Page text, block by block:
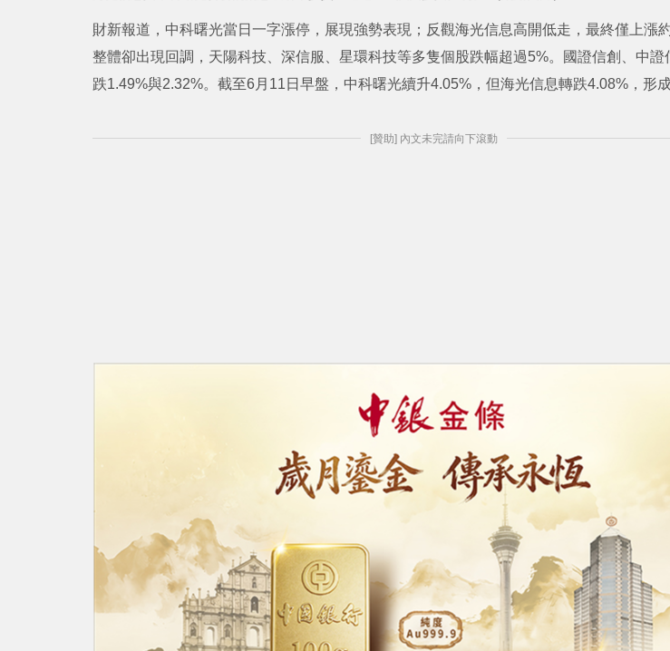
財新報道，中科曙光當日一字漲停，展現強勢表現；反觀海光信息高開低走，最終僅上漲
整體卻出現回調，天陽科技、深信服、星環科技等多隻個股跌幅超過5%。國證信創、中證
跌1.49%與2.32%。截至6月11日早盤，中科曙光續升4.05%，但海光信息轉跌4.08%，形成
[贊助] 內文未完請向下滾動